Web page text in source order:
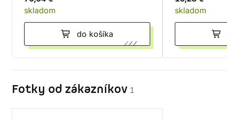
skladom
do košíka
skladom
Fotky od zákazníkov 1